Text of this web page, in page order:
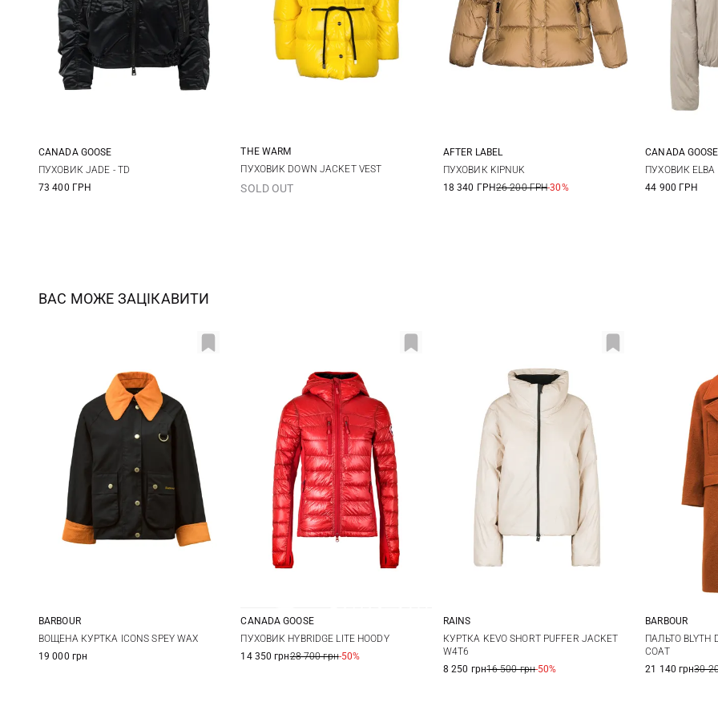
S M
CANADA GOOSE
ПУХОВИК JADE - TD
73 400 ГРН
One Size
THE WARM
ПУХОВИК DOWN JACKET VEST
SOLD OUT
XS S
AFTER LABEL
ПУХОВИК KIPNUK
18 340 ГРН26 200 ГРН-30%
S
CANADA GOOSE
ПУХОВИК ELBA
44 900 ГРН
ВАС МОЖЕ ЗАЦІКАВИТИ
8 10 12
BARBOUR
ВОЩЕНА КУРТКА ICONS SPEY WAX
19 000 грн
XS S
CANADA GOOSE
ПУХОВИК HYBRIDGE LITE HOODY
14 350 грн28 700 грн-50%
XS S M L
RAINS
КУРТКА KEVO SHORT PUFFER JACKET
W4T6
8 250 грн16 500 грн-50%
8
BARBOUR
ПАЛЬТО BLYTH
COAT
21 140 грн30